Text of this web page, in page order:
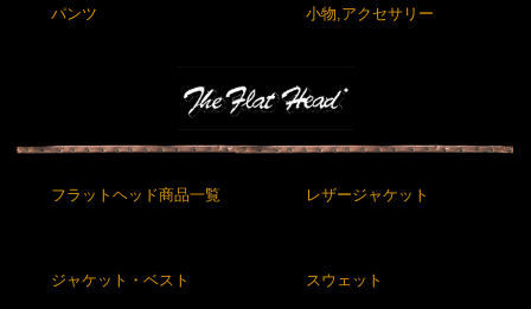
パンツ 小物,アクセサリー
フラットヘッド商品一覧 レザージャケット
ジャケット・ベスト スウェット